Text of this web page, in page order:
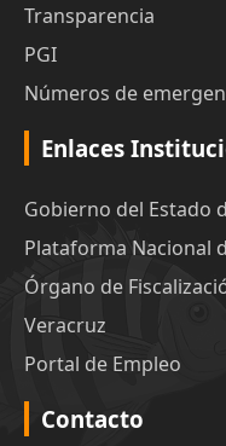
Transparencia
PGI
Números de
Enlaces
Gobierno del Estado
Plataforma Nacional
Órgano de
Veracruz
Portal de Empleo
Contacto